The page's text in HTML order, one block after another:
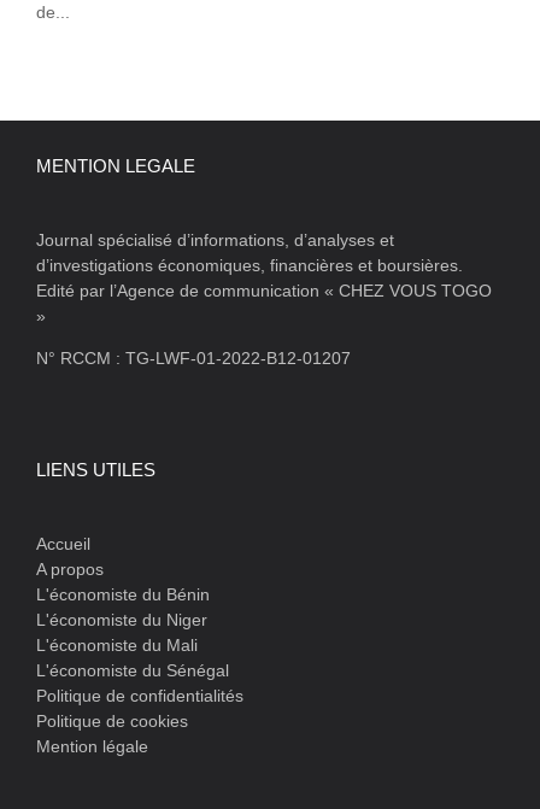
de...
MENTION LEGALE
Journal spécialisé d’informations, d’analyses et
d’investigations économiques, financières et boursières.
Edité par l’Agence de communication « CHEZ VOUS TOGO
»
N° RCCM : TG-LWF-01-2022-B12-01207
LIENS UTILES
Accueil
A propos
L'économiste du Bénin
L'économiste du Niger
L'économiste du Mali
L'économiste du Sénégal
Politique de confidentialités
Politique de cookies
Mention légale